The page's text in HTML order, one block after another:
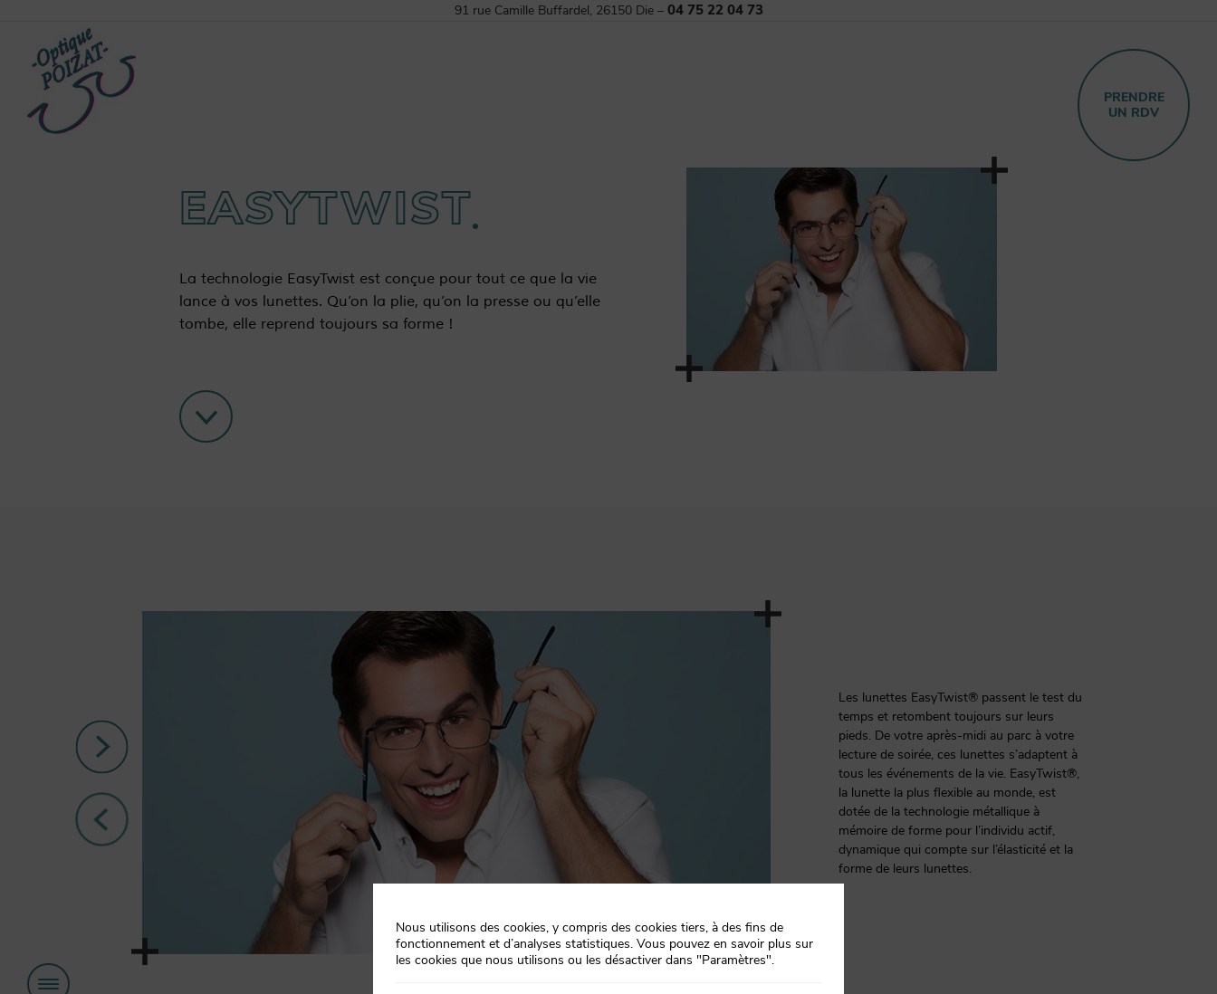
91 rue Camille Buffardel, 26150 Die – 04 75 22 04 73
PRENDRE
UN RDV
EASYTWIST
La technologie EasyTwist est conçue pour tout ce que la vie
lance à vos lunettes. Qu’on la plie, qu’on la presse ou qu’elle
tombe, elle reprend toujours sa forme !
Les lunettes EasyTwist® passent le test du
temps et retombent toujours sur leurs
pieds. De votre après-midi au parc à votre
lecture de soirée, ces lunettes s’adaptent à
tous les événements de la vie. EasyTwist®,
la lunette la plus flexible au monde, est
dotée de la technologie métallique à
mémoire de forme pour l’individu actif,
dynamique qui compte sur l’élasticité et la
forme de leurs lunettes.
Nous utilisons des cookies, y compris des cookies tiers, à des fins de
fonctionnement et d’analyses statistiques. Vous pouvez en savoir plus sur
les cookies que nous utilisons ou les désactiver dans "Paramètres".